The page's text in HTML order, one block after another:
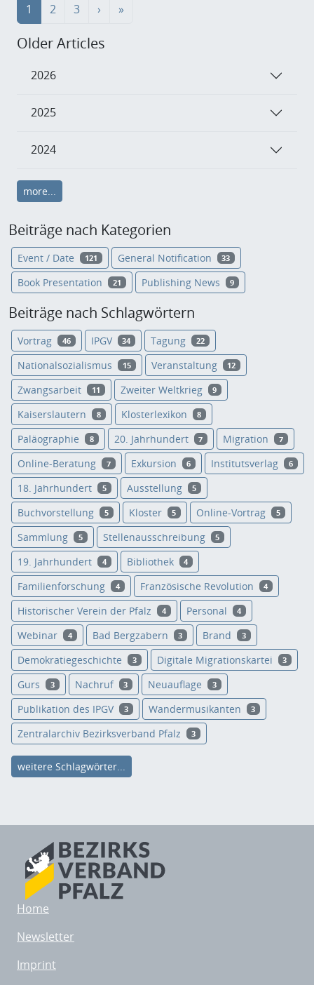
1 2 3 › »
Older Articles
2026
2025
2024
more...
Beiträge nach Kategorien
Event / Date 121 General Notification 33
Book Presentation 21 Publishing News 9
Beiträge nach Schlagwörtern
Vortrag 46 IPGV 34 Tagung 22
Nationalsozialismus 15 Veranstaltung 12
Zwangsarbeit 11 Zweiter Weltkrieg 9
Kaiserslautern 8 Klosterlexikon 8
Paläographie 8 20. Jahrhundert 7 Migration 7
Online-Beratung 7 Exkursion 6 Institutsverlag 6
18. Jahrhundert 5 Ausstellung 5
Buchvorstellung 5 Kloster 5 Online-Vortrag 5
Sammlung 5 Stellenausschreibung 5
19. Jahrhundert 4 Bibliothek 4
Familienforschung 4 Französische Revolution 4
Historischer Verein der Pfalz 4 Personal 4
Webinar 4 Bad Bergzabern 3 Brand 3
Demokratiegeschichte 3 Digitale Migrationskartei 3
Gurs 3 Nachruf 3 Neuauflage 3
Publikation des IPGV 3 Wandermusikanten 3
Zentralarchiv Bezirksverband Pfalz 3
weitere Schlagwörter...
Home
Newsletter
Imprint